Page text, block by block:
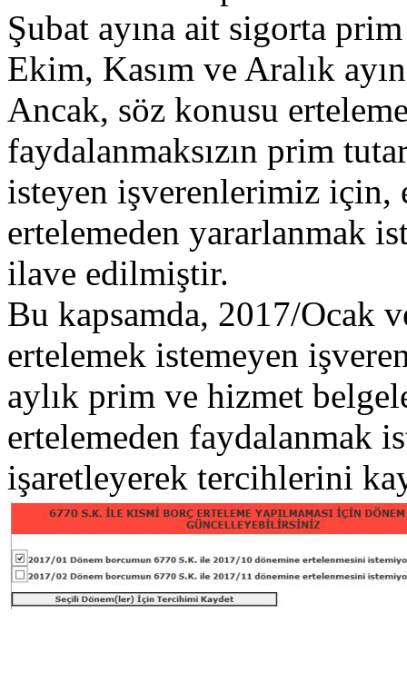
Şubat ayına ait sigorta prim
Ekim, Kasım ve Aralık
Ancak, söz konusu
faydalanmaksızın prim
isteyen işverenlerimiz için,
ertelemeden yararlanmak
ilave edilmiştir.
Bu kapsamda, 2017/Ocak
ertelemek istemeyen
aylık prim ve hizmet
ertelemeden faydalanmak
işaretleyerek tercihlerini